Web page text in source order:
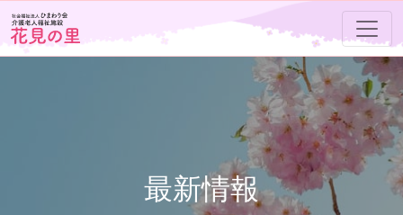
最新情報